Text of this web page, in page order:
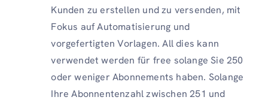
Kunden zu erstellen und zu versenden, mit
Fokus auf Automatisierung und
vorgefertigten Vorlagen. All dies kann
verwendet werden für free solange Sie 250
oder weniger Abonnements haben. Solange
Ihre Abonnentenzahl zwischen 251 und